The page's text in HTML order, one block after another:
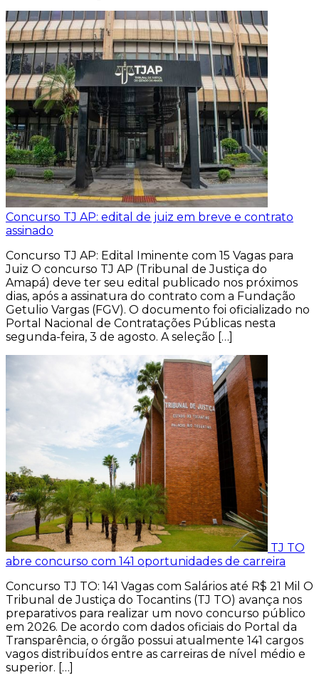
Concurso TJ AP: edital de juiz em breve e contrato
assinado
Concurso TJ AP: Edital Iminente com 15 Vagas para
Juiz O concurso TJ AP (Tribunal de Justiça do
Amapá) deve ter seu edital publicado nos próximos
dias, após a assinatura do contrato com a Fundação
Getulio Vargas (FGV). O documento foi oficializado no
Portal Nacional de Contratações Públicas nesta
segunda-feira, 3 de agosto. A seleção […]
TJ TO
abre concurso com 141 oportunidades de carreira
Concurso TJ TO: 141 Vagas com Salários até R$ 21 Mil O
Tribunal de Justiça do Tocantins (TJ TO) avança nos
preparativos para realizar um novo concurso público
em 2026. De acordo com dados oficiais do Portal da
Transparência, o órgão possui atualmente 141 cargos
vagos distribuídos entre as carreiras de nível médio e
superior. […]